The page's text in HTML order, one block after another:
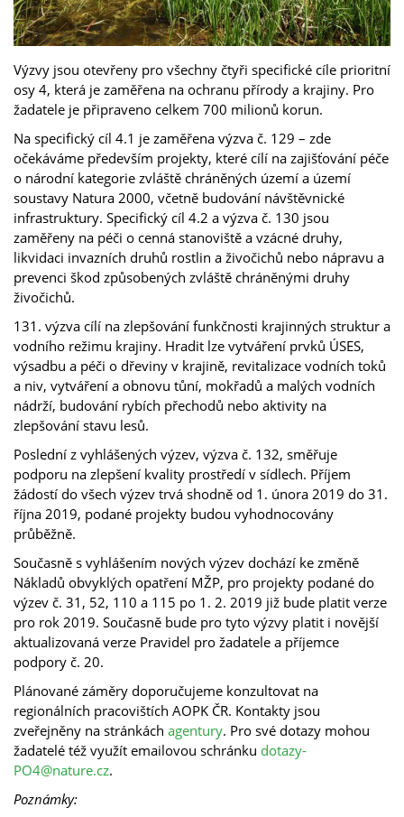
Výzvy jsou otevřeny pro všechny čtyři specifické cíle prioritní
osy 4, která je zaměřena na ochranu přírody a krajiny. Pro
žadatele je připraveno celkem 700 milionů korun.
Na specifický cíl 4.1 je zaměřena výzva č. 129 – zde
očekáváme především projekty, které cílí na zajišťování péče
o národní kategorie zvláště chráněných území a území
soustavy Natura 2000, včetně budování návštěvnické
infrastruktury. Specifický cíl 4.2 a výzva č. 130 jsou
zaměřeny na péči o cenná stanoviště a vzácné druhy,
likvidaci invazních druhů rostlin a živočichů nebo nápravu a
prevenci škod způsobených zvláště chráněnými druhy
živočichů.
131. výzva cílí na zlepšování funkčnosti krajinných struktur a
vodního režimu krajiny. Hradit lze vytváření prvků ÚSES,
výsadbu a péči o dřeviny v krajině, revitalizace vodních toků
a niv, vytváření a obnovu tůní, mokřadů a malých vodních
nádrží, budování rybích přechodů nebo aktivity na
zlepšování stavu lesů.
Poslední z vyhlášených výzev, výzva č. 132, směřuje
podporu na zlepšení kvality prostředí v sídlech. Příjem
žádostí do všech výzev trvá shodně od 1. února 2019 do 31.
října 2019, podané projekty budou vyhodnocovány
průběžně.
Současně s vyhlášením nových výzev dochází ke změně
Nákladů obvyklých opatření MŽP, pro projekty podané do
výzev č. 31, 52, 110 a 115 po 1. 2. 2019 již bude platit verze
pro rok 2019. Současně bude pro tyto výzvy platit i novější
aktualizovaná verze Pravidel pro žadatele a příjemce
podpory č. 20.
Plánované záměry doporučujeme konzultovat na
regionálních pracovištích AOPK ČR. Kontakty jsou
zveřejněny na stránkách agentury. Pro své dotazy mohou
žadatelé též využít emailovou schránku dotazy-
PO4@nature.cz.
Poznámky: